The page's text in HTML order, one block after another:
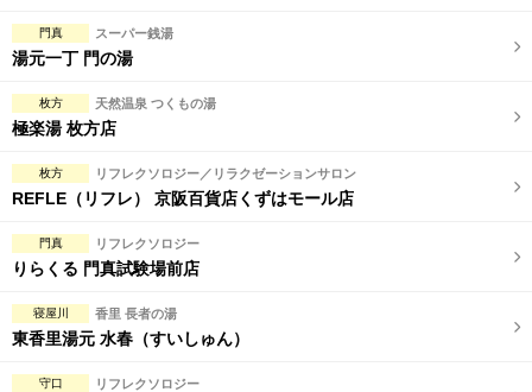
門真 スーパー銭湯
湯元一丁 門の湯
枚方 天然温泉 つくもの湯
極楽湯 枚方店
枚方 リフレクソロジー／リラクゼーションサロン
REFLE（リフレ） 京阪百貨店くずはモール店
門真 リフレクソロジー
りらくる 門真試験場前店
寝屋川 香里 長者の湯
東香里湯元 水春（すいしゅん）
守口 リフレクソロジー